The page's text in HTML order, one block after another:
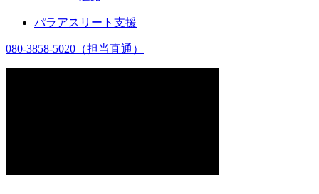
パラアスリート支援
080-3858-5020 （担当直通）